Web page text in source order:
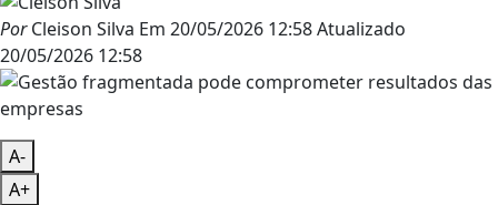
PorCleison Silva Em 20/05/2026 12:58Atualizado
20/05/2026 12:58
A-
A+